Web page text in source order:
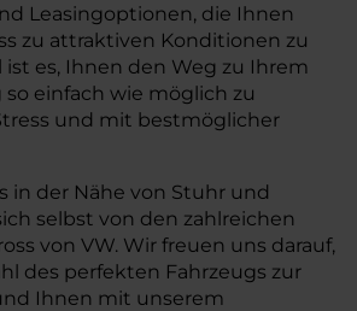
Leasingoptionen, die Ihnen
zu attraktiven Konditionen zu
ist es, Ihnen den Weg zu Ihrem
einfach wie möglich zu
und mit bestmöglicher
in der Nähe von Stuhr und
selbst von den zahlreichen
von VW. Wir freuen uns darauf,
des perfekten Fahrzeugs zur
Ihnen mit unserem